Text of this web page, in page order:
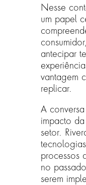
Nesse
um papel
antecipar
vantagem
replicar.
A
impacto
setor.
processos
no
serem